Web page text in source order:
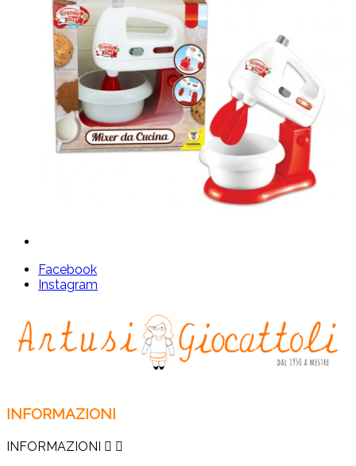
Facebook
Instagram
INFORMAZIONI
INFORMAZIONI  